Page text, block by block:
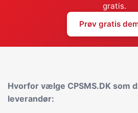
gratis.
Prøv gratis
Hvorfor vælge CPSMS.DK som
leverandør: